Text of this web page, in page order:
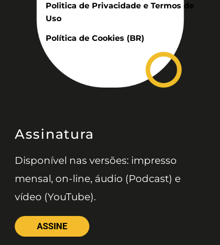
Politica de Privacidade e Termos de
Uso
Política de Cookies (BR)
Assinatura
Disponível nas versões: impresso
mensal, on-line, áudio (Podcast) e
vídeo (YouTube).
ASSINE